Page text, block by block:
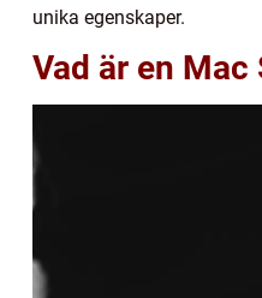
unika egenskaper.
Vad är en Mac